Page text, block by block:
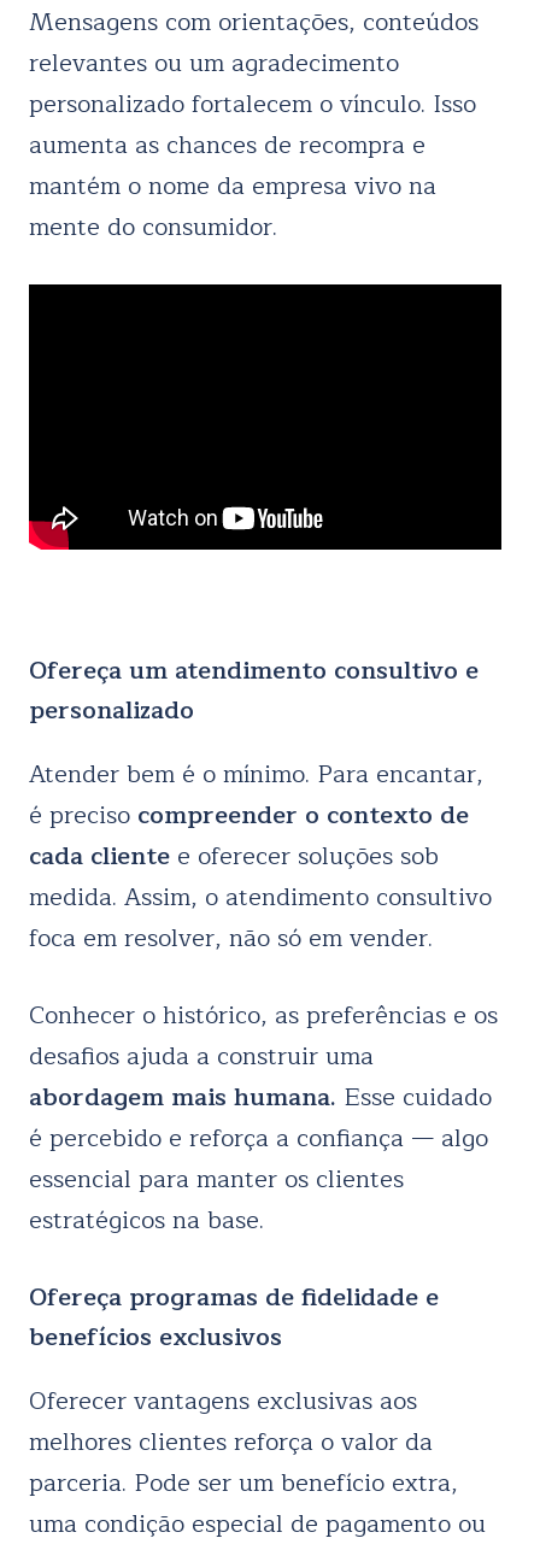
Mensagens com orientações, conteúdos
relevantes ou um agradecimento
personalizado fortalecem o vínculo. Isso
aumenta as chances de recompra e
mantém o nome da empresa vivo na
mente do consumidor.
Ofereça um atendimento consultivo e
personalizado
Atender bem é o mínimo. Para encantar,
é preciso compreender o contexto de
cada cliente e oferecer soluções sob
medida. Assim, o atendimento consultivo
foca em resolver, não só em vender.
Conhecer o histórico, as preferências e os
desafios ajuda a construir uma
abordagem mais humana. Esse cuidado
é percebido e reforça a confiança — algo
essencial para manter os clientes
estratégicos na base.
Ofereça programas de fidelidade e
benefícios exclusivos
Oferecer vantagens exclusivas aos
melhores clientes reforça o valor da
parceria. Pode ser um benefício extra,
uma condição especial de pagamento ou